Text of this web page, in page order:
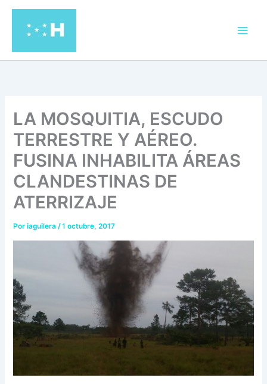
contenido
LA MOSQUITIA, ESCUDO
TERRESTRE Y AÉREO.
FUSINA INHABILITA ÁREAS
CLANDESTINAS DE
ATERRIZAJE
Poriaguilera/1 octubre, 2017